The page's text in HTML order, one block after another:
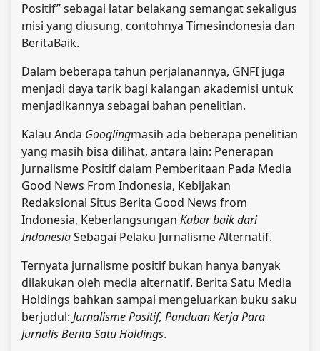
Positif” sebagai latar belakang semangat sekaligus
misi yang diusung, contohnya Timesindonesia dan
BeritaBaik.
Dalam beberapa tahun perjalanannya, GNFI juga
menjadi daya tarik bagi kalangan akademisi untuk
menjadikannya sebagai bahan penelitian.
Kalau Anda Googlingmasih ada beberapa penelitian
yang masih bisa dilihat, antara lain: Penerapan
Jurnalisme Positif dalam Pemberitaan Pada Media
Good News From Indonesia, Kebijakan
Redaksional Situs Berita Good News from
Indonesia, Keberlangsungan Kabar baik dari
IndonesiaSebagai Pelaku Jurnalisme Alternatif.
Ternyata jurnalisme positif bukan hanya banyak
dilakukan oleh media alternatif. Berita Satu Media
Holdings bahkan sampai mengeluarkan buku saku
berjudul: Jurnalisme Positif, Panduan Kerja Para
Jurnalis Berita Satu Holdings.